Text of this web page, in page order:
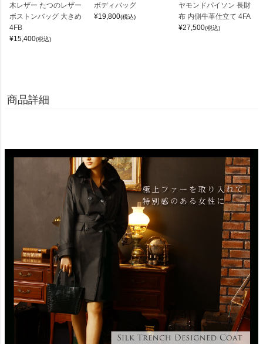
木レザー たつのレザー
ボストンバッグ 大きめ
4FB
¥15,400(税込)
ボディバッグ
¥19,800(税込)
ヤモンドパイソン 長財
布 内側牛革仕立て 4FA
¥27,500(税込)
商品詳細